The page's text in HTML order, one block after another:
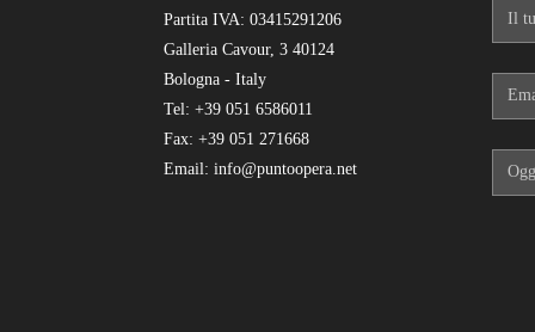
Partita IVA: 03415291206
Galleria Cavour, 3 40124
Bologna - Italy
Tel: +39 051 6586011
Fax: +39 051 271668
Email: info@puntoopera.net